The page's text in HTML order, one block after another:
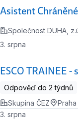
Asistent
Společnost DUHA,
ESCO TRAINEE
3. srpna
Odpověď do 2 týdnů
Skupina ČEZ
3. srpna